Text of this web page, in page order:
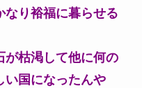
なり裕福に暮らせる
が枯渇して他に何の
い国になったんや